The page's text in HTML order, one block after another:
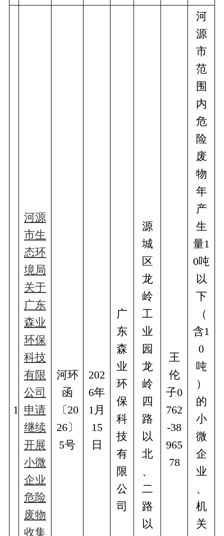
1
河源
市生
态环
境局
关于
广东
森业
环保
科技
有限
公司
申请
继续
开展
小微
企业
危险
废物
收集
河环
函
〔20
26〕
5号
202
6年
1月
15
日
广
东
森
业
环
保
科
技
有
限
公
司
源
城
区
龙
岭
工
业
园
龙
岭
四
路
以
北
、
二
路
以
王
伦
子0
762
-38
965
78
河
源
市
范
围
内
危
险
废
物
年
产
生
量1
0吨
以
下
（
含1
0
吨
）
的
小
微
企
业
、
机
关